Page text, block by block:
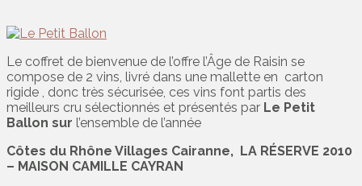
Le coffret de bienvenue de l’offre l’Âge de Raisin se
compose de 2 vins, livré dans une mallette en carton
rigide , donc très sécurisée, ces vins font partis des
meilleurs cru sélectionnés et présentés par Le Petit
Ballon sur l’ensemble de l’année
Côtes du Rhône Villages Cairanne, LA RÉSERVE 2010
– MAISON CAMILLE CAYRAN